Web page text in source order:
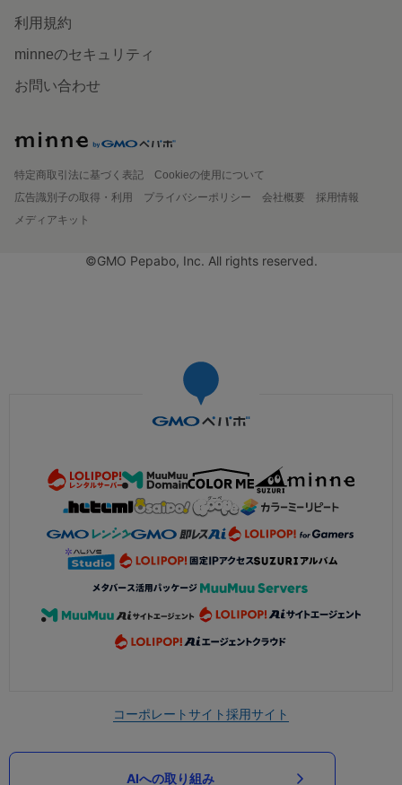
利用規約
minneのセキュリティ
お問い合わせ
特定商取引法に基づく表記
Cookieの使用について
広告識別子の取得・利用
プライバシーポリシー 会社概要
採用情報
メディアキット
©GMO Pepabo, Inc. All rights reserved.
コーポレートサイト採用サイト
AIへの取り組み